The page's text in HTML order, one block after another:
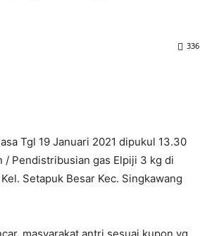
336
Tgl 19 Januari 2021 dipukul 13.30
/ Pendistribusian gas Elpiji 3 kg di
Setapuk Besar Kec. Singkawang